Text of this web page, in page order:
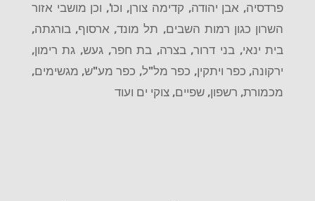
פרדסיה, אבן יהודה, קדימה צורן, וכו', וכן מושבי אזור
השרון כגון רמות השבים, תל מונד, ארסוף, בורגתה,
בית ינאי, בני דרור, בצרה, בת חפר, געש, גת רימון,
ירקונה, כפר ויתקין, כפר מל"ל, כפר מע"ש, מגשימים,
מכמורת, רשפון, שפיים, צוקי ים ועוד